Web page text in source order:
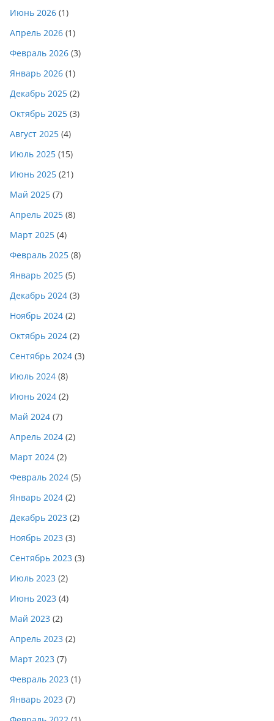
Июнь 2026 (1)
Апрель 2026 (1)
Февраль 2026 (3)
Январь 2026 (1)
Декабрь 2025 (2)
Октябрь 2025 (3)
Август 2025 (4)
Июль 2025 (15)
Июнь 2025 (21)
Май 2025 (7)
Апрель 2025 (8)
Март 2025 (4)
Февраль 2025 (8)
Январь 2025 (5)
Декабрь 2024 (3)
Ноябрь 2024 (2)
Октябрь 2024 (2)
Сентябрь 2024 (3)
Июль 2024 (8)
Июнь 2024 (2)
Май 2024 (7)
Апрель 2024 (2)
Март 2024 (2)
Февраль 2024 (5)
Январь 2024 (2)
Декабрь 2023 (2)
Ноябрь 2023 (3)
Сентябрь 2023 (3)
Июль 2023 (2)
Июнь 2023 (4)
Май 2023 (2)
Апрель 2023 (2)
Март 2023 (7)
Февраль 2023 (1)
Январь 2023 (7)